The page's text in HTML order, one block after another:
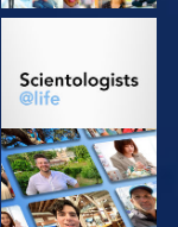
EXPLORA LAS